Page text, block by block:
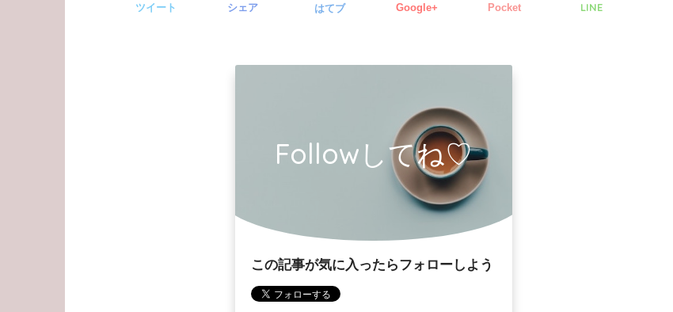
ツイート シェア はてブ Google+ Pocket LINE
Followしてね♡
この記事が気に入ったらフォローしよう